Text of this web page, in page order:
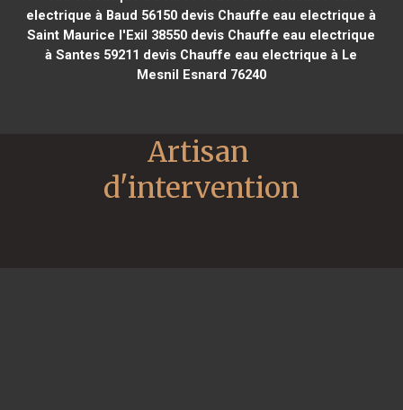
electrique à Baud 56150 devis Chauffe eau electrique à
Saint Maurice l'Exil 38550 devis Chauffe eau electrique
à Santes 59211 devis Chauffe eau electrique à Le
Mesnil Esnard 76240
Artisan
d'intervention